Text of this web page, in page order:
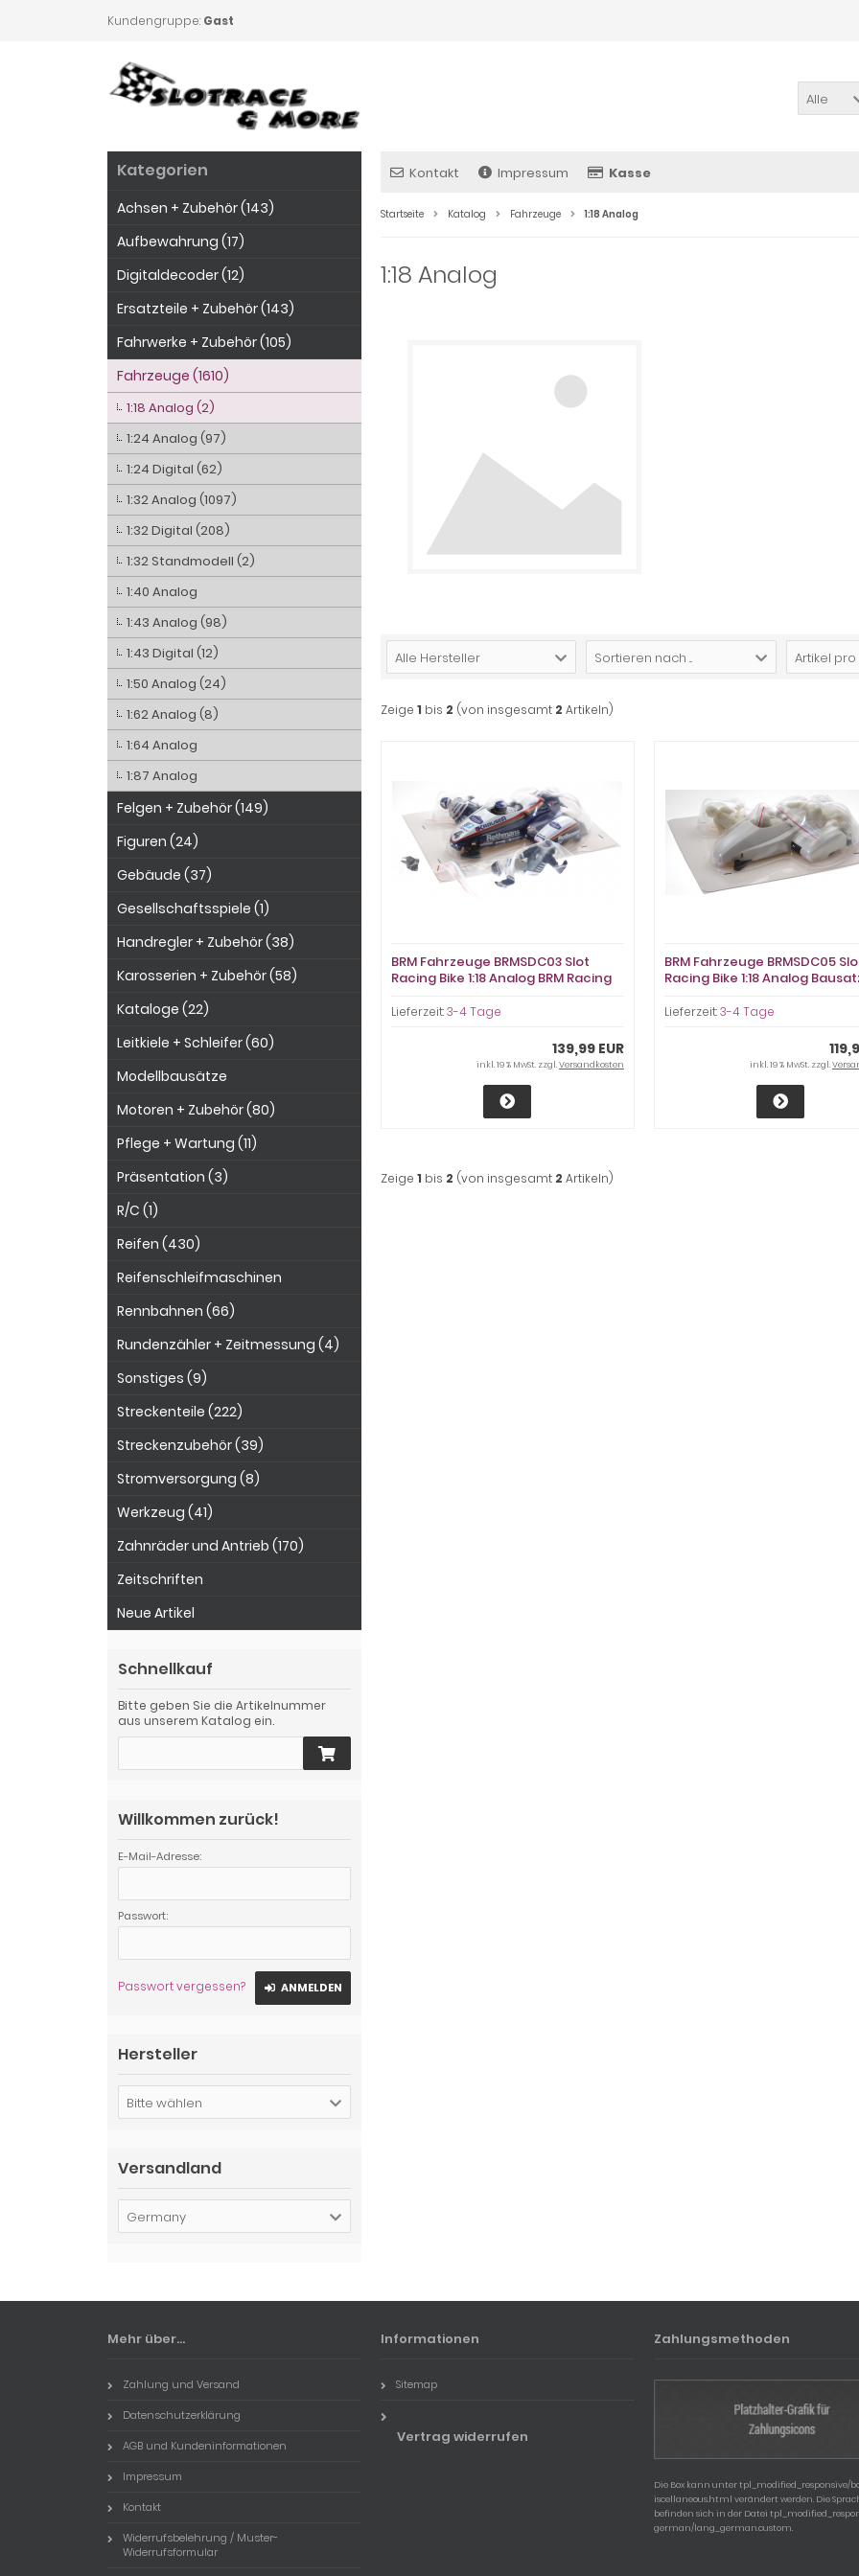
Kundengruppe: Gast
Alle
Kontakt Impressum Kasse
Startseite Katalog Fahrzeuge 1:18 Analog
1:18 Analog
Alle Hersteller Sortieren nach ... Artikel pro
Zeige 1 bis 2 (von insgesamt 2 Artikeln)
BRM Fahrzeuge BRMSDC03 Slot
Racing Bike 1:18 Analog BRM Racing
Chassis, für Bahnen 1:24
Lieferzeit:3-4 Tage
139,99 EUR
inkl. 19 % MwSt. zzgl.Versandkosten
BRM Fahrzeuge BRMSDC05
Racing Bike 1:18 Analog
Rennversion, Metall-Chassis,
Lieferzeit:3-4 Tage
inkl. 19 % MwSt. zzgl.
Zeige 1 bis 2 (von insgesamt 2 Artikeln)
Kategorien
Achsen + Zubehör (143)
Aufbewahrung (17)
Digitaldecoder (12)
Ersatzteile + Zubehör (143)
Fahrwerke + Zubehör (105)
Fahrzeuge (1610)
1:18 Analog (2)
1:24 Analog (97)
1:24 Digital (62)
1:32 Analog (1097)
1:32 Digital (208)
1:32 Standmodell (2)
1:40 Analog
1:43 Analog (98)
1:43 Digital (12)
1:50 Analog (24)
1:62 Analog (8)
1:64 Analog
1:87 Analog
Felgen + Zubehör (149)
Figuren (24)
Gebäude (37)
Gesellschaftsspiele (1)
Handregler + Zubehör (38)
Karosserien + Zubehör (58)
Kataloge (22)
Leitkiele + Schleifer (60)
Modellbausätze
Motoren + Zubehör (80)
Pflege + Wartung (11)
Präsentation (3)
R/C (1)
Reifen (430)
Reifenschleifmaschinen
Rennbahnen (66)
Rundenzähler + Zeitmessung (4)
Sonstiges (9)
Streckenteile (222)
Streckenzubehör (39)
Stromversorgung (8)
Werkzeug (41)
Zahnräder und Antrieb (170)
Zeitschriften
Neue Artikel
Schnellkauf
Bitte geben Sie die Artikelnummer
aus unserem Katalog ein.
Willkommen zurück!
E-Mail-Adresse:
Passwort:
Passwort vergessen? ANMELDEN
Hersteller
Bitte wählen
Versandland
Germany
Mehr über...
Zahlung und Versand
Datenschutzerklärung
AGB und Kundeninformationen
Impressum
Kontakt
Widerrufsbelehrung / Muster-
Widerrufsformular
Informationen
Sitemap
Vertrag widerrufen
Zahlungsmethoden
Die Box kann unter tpl_modified_responsive/
iscellaneous.html verändert werden. Die
befinden sich in der Datei
german/lang_german.custom.